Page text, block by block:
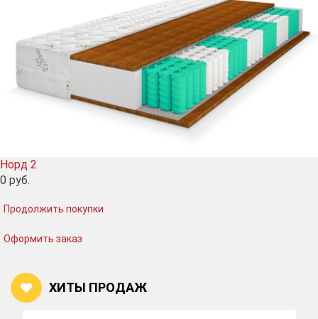
Норд 2
0 руб.
Продолжить покупки
Оформить заказ
ХИТЫ ПРОДАЖ